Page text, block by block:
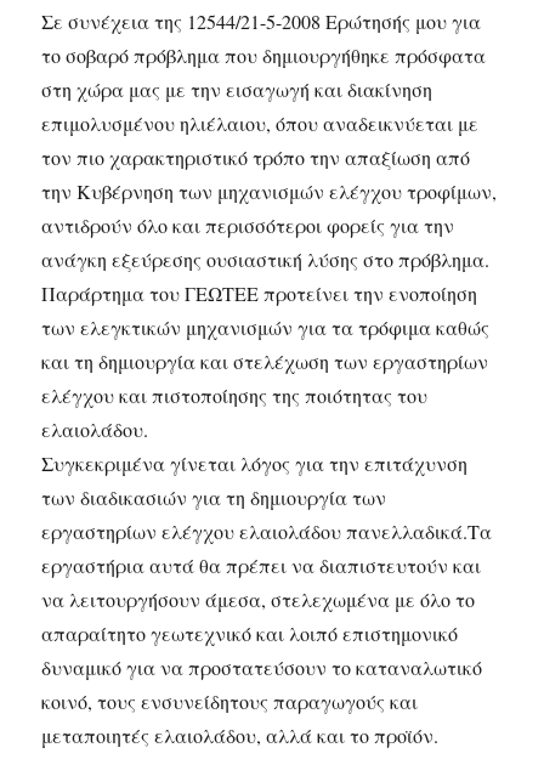
Σε συνέχεια της 12544/21-5-2008 Ερώτησής μου για
το σοβαρό πρόβλημα που δημιουργήθηκε πρόσφατα
στη χώρα μας με την εισαγωγή και διακίνηση
επιμολυσμένου ηλιέλαιου, όπου αναδεικνύεται με
τον πιο χαρακτηριστικό τρόπο την απαξίωση από
την Κυβέρνηση των μηχανισμών ελέγχου τροφίμων,
αντιδρούν όλο και περισσότεροι φορείς για την
ανάγκη εξεύρεσης ουσιαστική λύσης στο πρόβλημα.
Παράρτημα του ΓΕΩΤΕΕ προτείνει την ενοποίηση
των ελεγκτικών μηχανισμών για τα τρόφιμα καθώς
και τη δημιουργία και στελέχωση των εργαστηρίων
ελέγχου και πιστοποίησης της ποιότητας του
ελαιολάδου.
Συγκεκριμένα γίνεται λόγος για την επιτάχυνση
των διαδικασιών για τη δημιουργία των
εργαστηρίων ελέγχου ελαιολάδου πανελλαδικά.Τα
εργαστήρια αυτά θα πρέπει να διαπιστευτούν και
να λειτουργήσουν άμεσα, στελεχωμένα με όλο το
απαραίτητο γεωτεχνικό και λοιπό επιστημονικό
δυναμικό για να προστατεύσουν το καταναλωτικό
κοινό, τους ενσυνείδητους παραγωγούς και
μεταποιητές ελαιολάδου, αλλά και το προϊόν.